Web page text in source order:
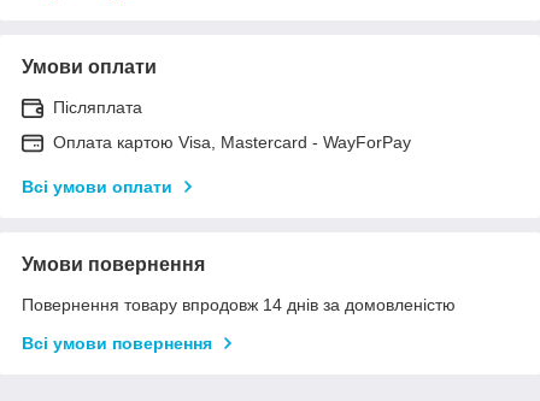
Умови оплати
Післяплата
Оплата картою Visa, Mastercard - WayForPay
Всі умови оплати
Умови повернення
Повернення товару впродовж 14 днів за домовленістю
Всі умови повернення